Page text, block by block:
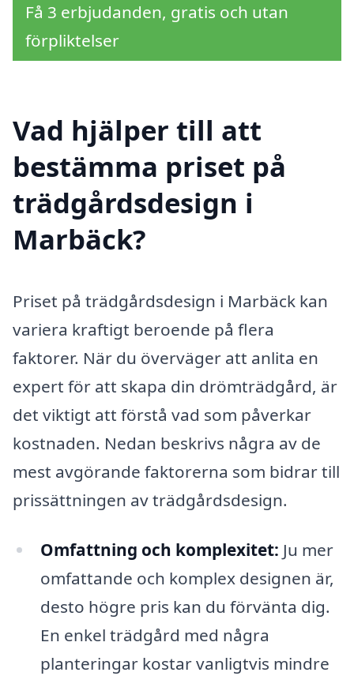
Få 3 erbjudanden, gratis och utan
förpliktelser
Vad hjälper till att
bestämma priset på
trädgårdsdesign i
Marbäck?
Priset på trädgårdsdesign i Marbäck kan
variera kraftigt beroende på flera
faktorer. När du överväger att anlita en
expert för att skapa din drömträdgård, är
det viktigt att förstå vad som påverkar
kostnaden. Nedan beskrivs några av de
mest avgörande faktorerna som bidrar till
prissättningen av trädgårdsdesign.
Omfattning och komplexitet: Ju mer
omfattande och komplex designen är,
desto högre pris kan du förvänta dig.
En enkel trädgård med några
planteringar kostar vanligtvis mindre